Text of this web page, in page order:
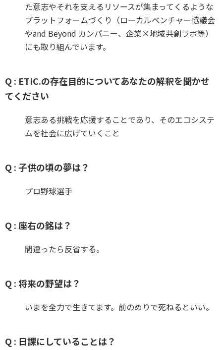
た意志やそれを支えるリソースが集まってくるような
プラットフォームづくり（ローカルベンチャー協議会
やand Beyond カンパニー、企業×地域共創ラボ等）
にも取り組んでいます。
Q : ETIC.の存在目的についてあなたの解釈を聞かせ
てください
意志ある挑戦を応援することであり、そのエコシステ
ムを社会に広げていくこと
Q : 子供の頃の夢は？
プロ野球選手
Q : 座右の銘は？
間違ったら反省する。
Q : 将来の野望は？
いまを全力で生きてます。前のめりで死ねるといい。
Q : 日課にしていることは？